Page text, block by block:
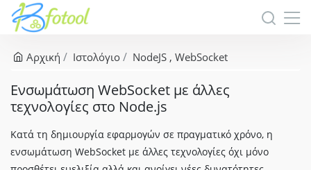
Αρχική Ιστολόγιο NodeJS WebSocket
Ενσωμάτωση WebSocket με άλλες
τεχνολογίες στο Node.js
Κατά τη δημιουργία εφαρμογών σε πραγματικό χρόνο, η
ενσωμάτωση WebSocket με άλλες τεχνολογίες όχι μόνο